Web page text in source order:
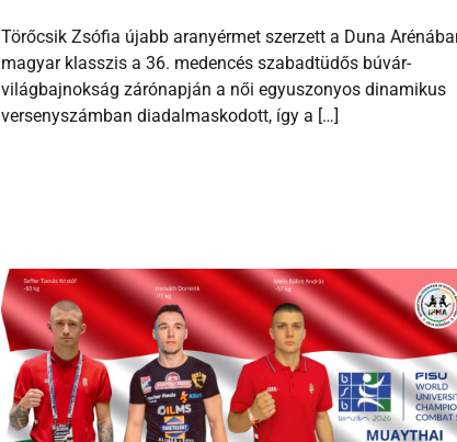
Törőcsik Zsófia újabb aranyérmet szerzett a Duna
magyar klasszis a 36. medencés szabadtüdős búvár-
világbajnokság zárónapján a női egyuszonyos dinamikus
versenyszámban diadalmaskodott, így a […]